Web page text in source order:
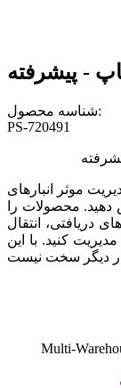
- پیشرفته
شناسه محصول:
PS-720491
موثر انبارهای
محصولات را
دریافتی، انتقال
کنید. با این
Multi-